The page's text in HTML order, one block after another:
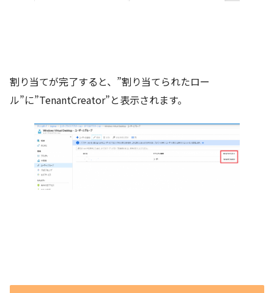
割り当てが完了すると、”割り当てられたロー
ル”に”TenantCreator”と表示されます。